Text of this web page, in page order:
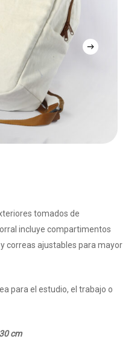
tomados de
incluye compartimentos
correas ajustables para mayor
para el estudio, el trabajo o
cm